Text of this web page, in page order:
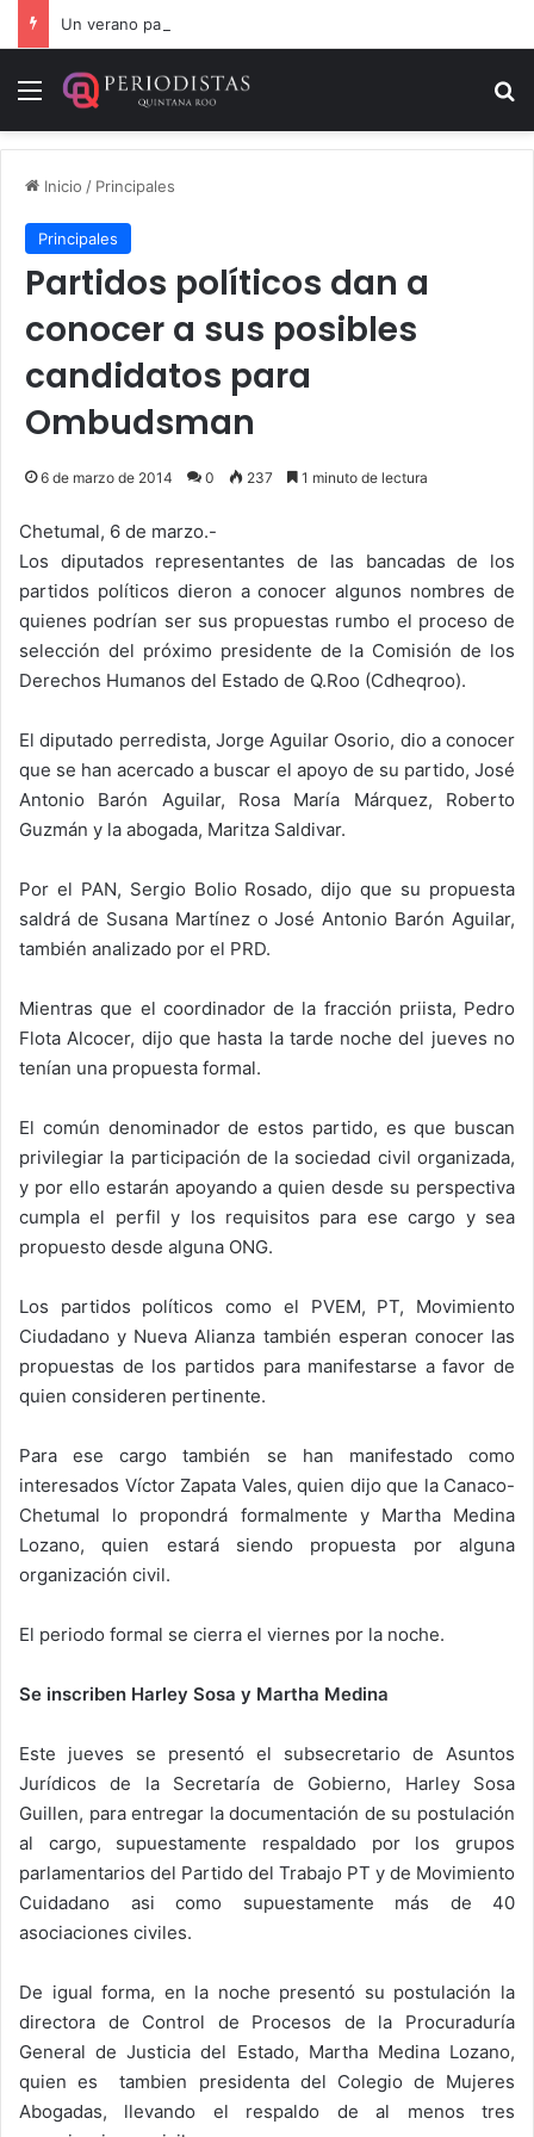
Menú
Inicio / Principales
Principales
Partidos políticos dan a
conocer a sus posibles
candidatos para
Ombudsman
6 de marzo de 2014 0 237 1 minuto de lectura
Chetumal, 6 de marzo.-
Los diputados representantes de las bancadas de los
partidos políticos dieron a conocer algunos nombres de
quienes podrían ser sus propuestas rumbo el proceso de
selección del próximo presidente de la Comisión de los
Derechos Humanos del Estado de Q.Roo (Cdheqroo).
El diputado perredista, Jorge Aguilar Osorio, dio a conocer
que se han acercado a buscar el apoyo de su partido, José
Antonio Barón Aguilar, Rosa María Márquez, Roberto
Guzmán y la abogada, Maritza Saldivar.
Por el PAN, Sergio Bolio Rosado, dijo que su propuesta
saldrá de Susana Martínez o José Antonio Barón Aguilar,
también analizado por el PRD.
Mientras que el coordinador de la fracción priista, Pedro
Flota Alcocer, dijo que hasta la tarde noche del jueves no
tenían una propuesta formal.
El común denominador de estos partido, es que buscan
privilegiar la participación de la sociedad civil organizada,
y por ello estarán apoyando a quien desde su perspectiva
cumpla el perfil y los requisitos para ese cargo y sea
propuesto desde alguna ONG.
Los partidos políticos como el PVEM, PT, Movimiento
Ciudadano y Nueva Alianza también esperan conocer las
propuestas de los partidos para manifestarse a favor de
quien consideren pertinente.
Para ese cargo también se han manifestado como
interesados Víctor Zapata Vales, quien dijo que la Canaco-
Chetumal lo propondrá formalmente y Martha Medina
Lozano, quien estará siendo propuesta por alguna
organización civil.
El periodo formal se cierra el viernes por la noche.
Se inscriben Harley Sosa y Martha Medina
Este jueves se presentó el subsecretario de Asuntos
Jurídicos de la Secretaría de Gobierno, Harley Sosa
Guillen, para entregar la documentación de su postulación
al cargo, supuestamente respaldado por los grupos
parlamentarios del Partido del Trabajo PT y de Movimiento
Cuidadano asi como supuestamente más de 40
asociaciones civiles.
De igual forma, en la noche presentó su postulación la
directora de Control de Procesos de la Procuraduría
General de Justicia del Estado, Martha Medina Lozano,
quien es tambien presidenta del Colegio de Mujeres
Abogadas, llevando el respaldo de al menos tres